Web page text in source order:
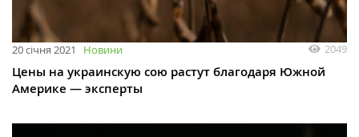
20 січня 2021 Новини 2049
Цены на украинскую сою растут благодаря Южной
Америке — эксперты